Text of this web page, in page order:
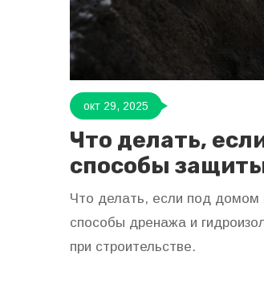
окт 29, 2025
Что делать,
способы
Что делать, если под домом
способы дренажа и
при строительстве.